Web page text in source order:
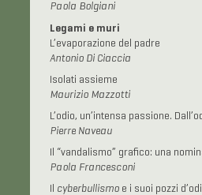
Paola Bolgiani
Legami e muri
L’evaporazione del padre
Antonio Di Ciaccia
Isolati assieme
Maurizio Mazzotti
L’odio, un’intensa passione.
Pierre Naveau
Il “vandalismo” grafico: una
Paola Francesconi
cyberbullismo e i suoi pozzi